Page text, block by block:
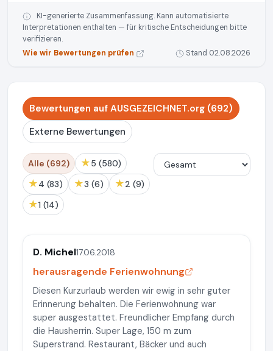
KI-generierte Zusammenfassung. Kann automatisierte
Interpretationen enthalten — für kritische Entscheidungen bitte
verifizieren.
Wie wir Bewertungen prüfen
Stand 02.08.2026
Bewertungen auf AUSGEZEICHNET.org (692)
Externe Bewertungen
Alle (692) ★ 5 (580)
★ 4 (83) ★ 3 (6) ★ 2 (9)
★ 1 (14)
D. Michel17.06.2018
herausragende Ferienwohnung
Diesen Kurzurlaub werden wir ewig in sehr guter
Erinnerung behalten. Die Ferienwohnung war
super ausgestattet. Freundlicher Empfang durch
die Hausherrin. Super Lage, 150 m zum
Superstrand. Restaurant, Bäcker und auch